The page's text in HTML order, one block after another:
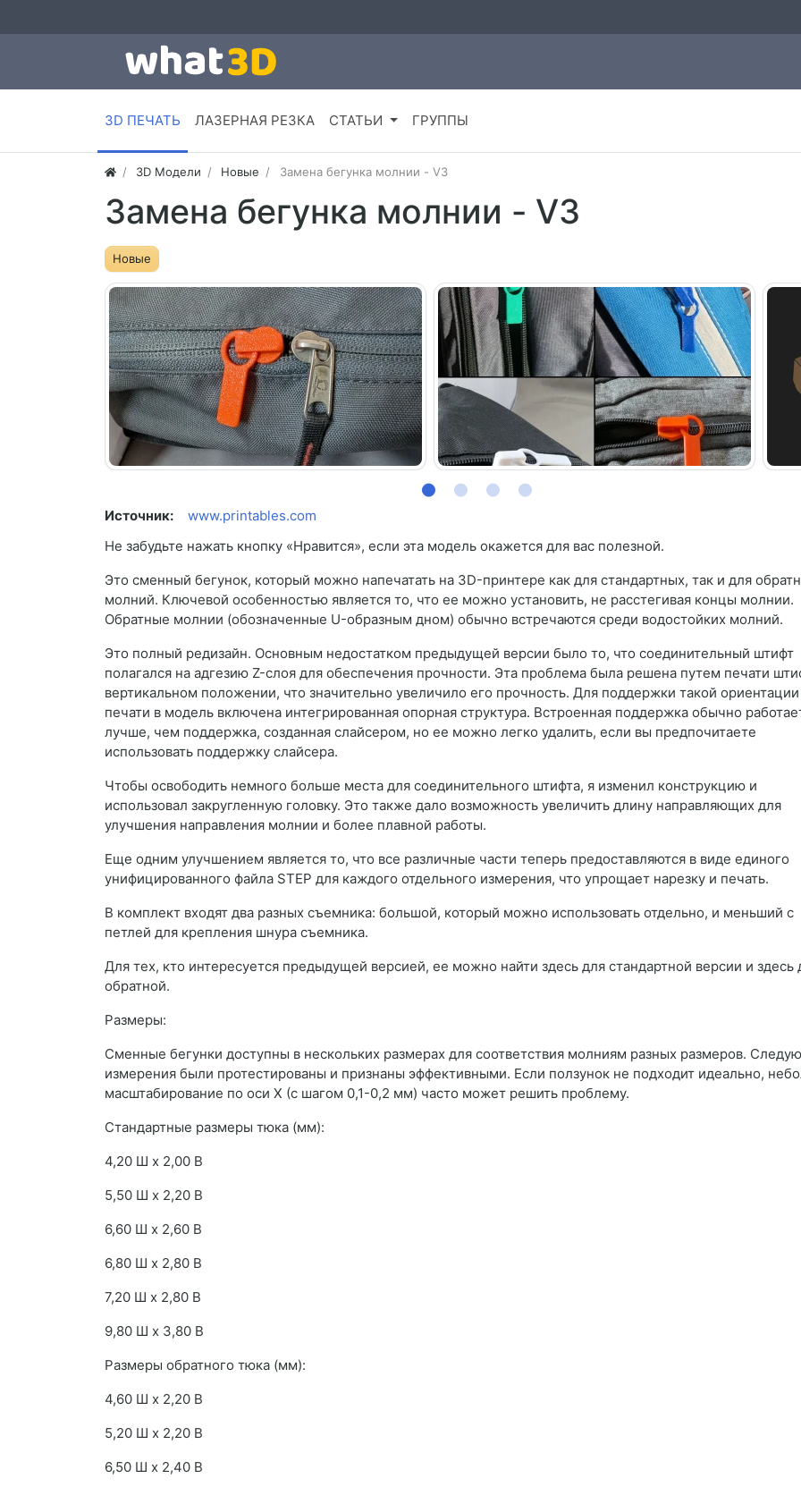
3D ПЕЧАТЬ ЛАЗЕРНАЯ РЕЗКА СТАТЬИ ГРУППЫ
3D Модели Новые Замена бегунка молнии - V3
Замена бегунка молнии - V3
Новые
Источник:
www.printables.com
Не забудьте нажать кнопку «Нравится», если эта модель окажется для вас полезной.
Это сменный бегунок, который можно напечатать на 3D-принтере как для стандартных, так и для
молний. Ключевой особенностью является то, что ее можно установить, не расстегивая концы молнии.
Обратные молнии (обозначенные U-образным дном) обычно встречаются среди водостойких молний.
Это полный редизайн. Основным недостатком предыдущей версии было то, что соединительный штифт
полагался на адгезию Z-слоя для обеспечения прочности. Эта проблема была решена путем печати
вертикальном положении, что значительно увеличило его прочность. Для поддержки такой ориентации
печати в модель включена интегрированная опорная структура. Встроенная поддержка обычно
лучше, чем поддержка, созданная слайсером, но ее можно легко удалить, если вы предпочитаете
использовать поддержку слайсера.
Чтобы освободить немного больше места для соединительного штифта, я изменил конструкцию и
использовал закругленную головку. Это также дало возможность увеличить длину направляющих для
улучшения направления молнии и более плавной работы.
Еще одним улучшением является то, что все различные части теперь предоставляются в виде единого
унифицированного файла STEP для каждого отдельного измерения, что упрощает нарезку и печать.
В комплект входят два разных съемника: большой, который можно использовать отдельно, и меньший с
петлей для крепления шнура съемника.
Для тех, кто интересуется предыдущей версией, ее можно найти здесь для стандартной версии и здесь
обратной.
Размеры:
Сменные бегунки доступны в нескольких размерах для соответствия молниям разных размеров.
измерения были протестированы и признаны эффективными. Если ползунок не подходит идеально,
масштабирование по оси X (с шагом 0,1-0,2 мм) часто может решить проблему.
Стандартные размеры тюка (мм):
4,20 Ш x 2,00 В
5,50 Ш x 2,20 В
6,60 Ш x 2,60 В
6,80 Ш x 2,80 В
7,20 Ш x 2,80 В
9,80 Ш x 3,80 В
Размеры обратного тюка (мм):
4,60 Ш x 2,20 В
5,20 Ш x 2,20 В
6,50 Ш x 2,40 В